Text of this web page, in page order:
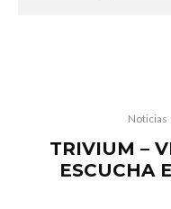
Noticias
TRIVIUM –
ESCUCHA